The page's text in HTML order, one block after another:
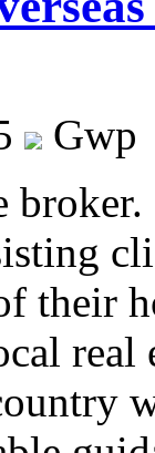
Gwp
their
real